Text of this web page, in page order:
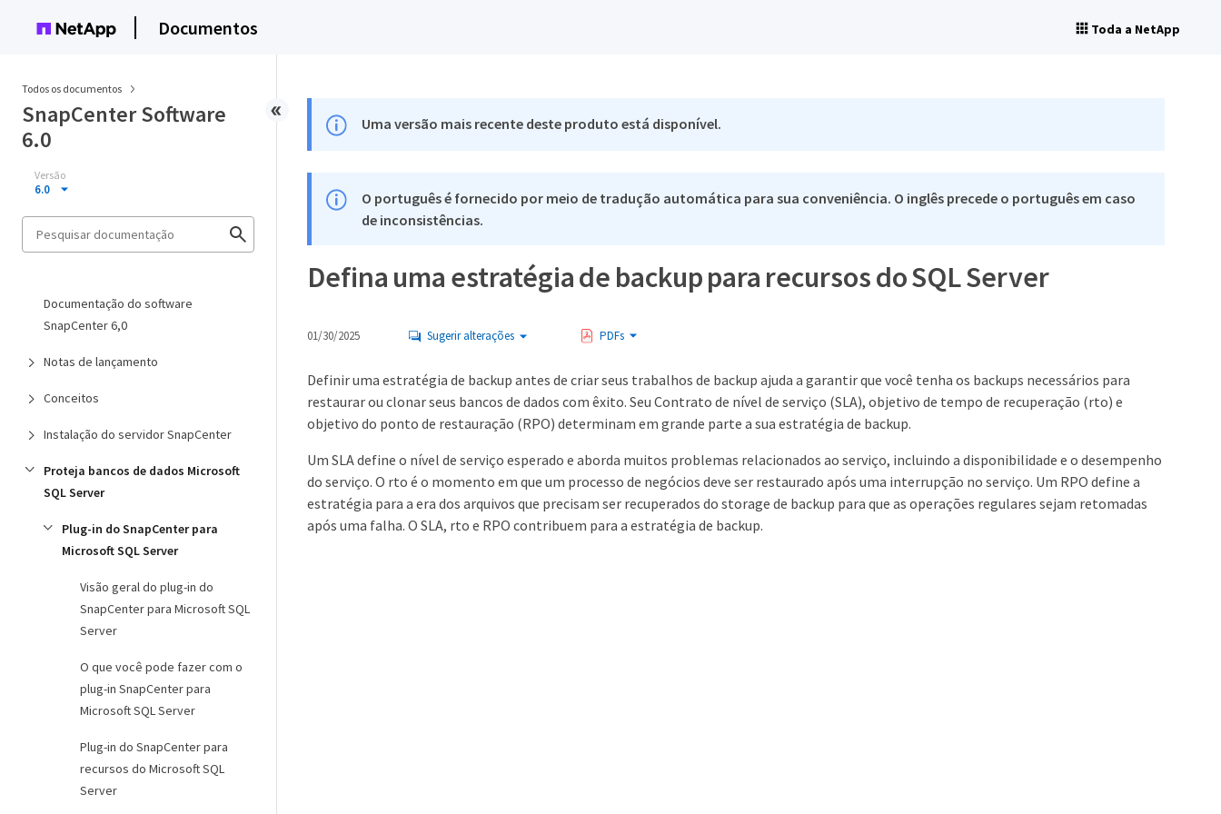
Documentos Toda a NetApp
Todos os documentos
SnapCenter Software
6.0
Versão
6.0
Documentação do software
SnapCenter 6,0
Notas de lançamento
Conceitos
Instalação do servidor SnapCenter
Proteja bancos de dados Microsoft
SQL Server
Plug-in do SnapCenter para
Microsoft SQL Server
Visão geral do plug-in do
SnapCenter para Microsoft SQL
Server
O que você pode fazer com o
plug-in SnapCenter para
Microsoft SQL Server
Plug-in do SnapCenter para
recursos do Microsoft SQL
Server
Uma versão mais recente deste produto está disponível.
O português é fornecido por meio de tradução automática para sua conveniência. O inglês precede o português em caso
de inconsistências.
Defina uma estratégia de backup para recursos do SQL Server
01/30/2025 Sugerir alterações PDFs
Definir uma estratégia de backup antes de criar seus trabalhos de backup ajuda a garantir que você tenha os backups necessários para
restaurar ou clonar seus bancos de dados com êxito. Seu Contrato de nível de serviço (SLA), objetivo de tempo de recuperação (rto) e
objetivo do ponto de restauração (RPO) determinam em grande parte a sua estratégia de backup.
Um SLA define o nível de serviço esperado e aborda muitos problemas relacionados ao serviço, incluindo a disponibilidade e o desempenho
do serviço. O rto é o momento em que um processo de negócios deve ser restaurado após uma interrupção no serviço. Um RPO define a
estratégia para a era dos arquivos que precisam ser recuperados do storage de backup para que as operações regulares sejam retomadas
após uma falha. O SLA, rto e RPO contribuem para a estratégia de backup.